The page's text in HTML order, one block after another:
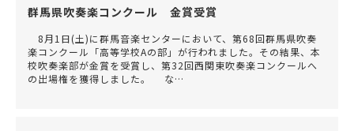
群馬県吹奏楽コンクール 金賞受賞
8月1日(土)に群馬音楽センターにおいて、第68回群馬県吹奏
楽コンクール「高等学校Aの部」が行われました。その結果、本
校吹奏楽部が金賞を受賞し、第32回西関東吹奏楽コンクールへ
の出場権を獲得しました。 な…